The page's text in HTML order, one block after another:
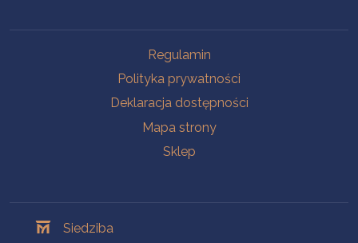
Regulamin
Polityka prywatności
Deklaracja dostępności
Mapa strony
Sklep
Siedziba